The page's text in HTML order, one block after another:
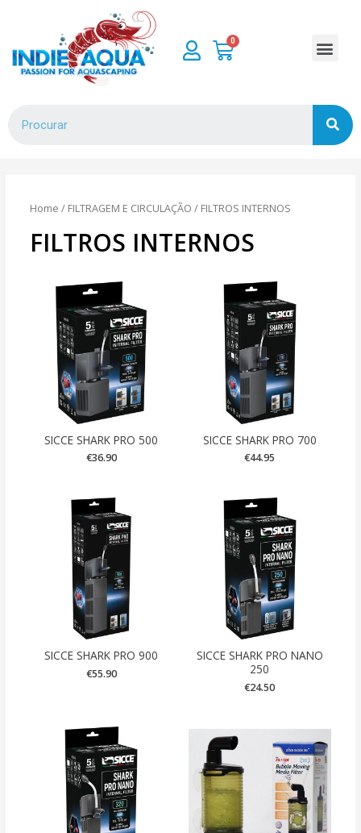
Home / FILTRAGEM E CIRCULAÇÃO / FILTROS INTERNOS
FILTROS INTERNOS
SICCE SHARK PRO 500
€36.90
SICCE SHARK PRO 700
€44.95
SICCE SHARK PRO 900
€55.90
SICCE SHARK PRO NANO
250
€24.50